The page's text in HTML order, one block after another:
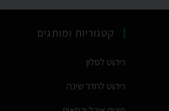
קטגוריות ומותגים
ריהוט לסלון
ריהוט לחדר שינה